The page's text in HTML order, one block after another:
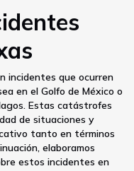
incidentes que ocurren
en el Golfo de México o
Estas catástrofes
de situaciones y
tanto en términos
elaboramos
estos incidentes en